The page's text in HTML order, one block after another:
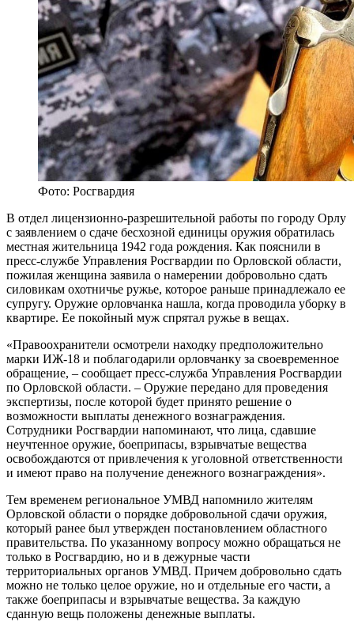
Фото: Росгвардия
В отдел лицензионно-разрешительной работы по городу Орлу
с заявлением о сдаче бесхозной единицы оружия обратилась
местная жительница 1942 года рождения. Как пояснили в
пресс-службе Управления Росгвардии по Орловской области,
пожилая женщина заявила о намерении добровольно сдать
силовикам охотничье ружье, которое раньше принадлежало ее
супругу. Оружие орловчанка нашла, когда проводила уборку в
квартире. Ее покойный муж спрятал ружье в вещах.
«Правоохранители осмотрели находку предположительно
марки ИЖ-18 и поблагодарили орловчанку за своевременное
обращение, – сообщает пресс-служба Управления Росгвардии
по Орловской области. – Оружие передано для проведения
экспертизы, после которой будет принято решение о
возможности выплаты денежного вознаграждения.
Сотрудники Росгвардии напоминают, что лица, сдавшие
неучтенное оружие, боеприпасы, взрывчатые вещества
освобождаются от привлечения к уголовной ответственности
и имеют право на получение денежного вознаграждения».
Тем временем региональное УМВД напомнило жителям
Орловской области о порядке добровольной сдачи оружия,
который ранее был утвержден постановлением областного
правительства. По указанному вопросу можно обращаться не
только в Росгвардию, но и в дежурные части
территориальных органов УМВД. Причем добровольно сдать
можно не только целое оружие, но и отдельные его части, а
также боеприпасы и взрывчатые вещества. За каждую
сданную вещь положены денежные выплаты.